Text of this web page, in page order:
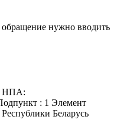
нужно вводить
НПА:
: 1 Элемент
Беларусь